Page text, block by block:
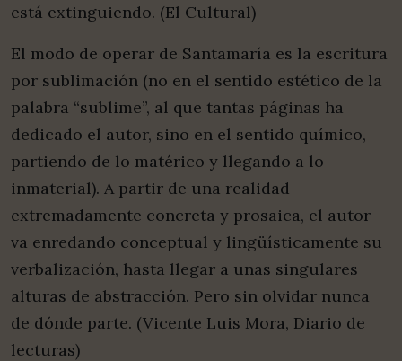
está extinguiendo. (El Cultural)
El modo de operar de Santamaría es la escritura
por sublimación (no en el sentido estético de la
palabra “sublime”, al que tantas páginas ha
dedicado el autor, sino en el sentido químico,
partiendo de lo matérico y llegando a lo
inmaterial). A partir de una realidad
extremadamente concreta y prosaica, el autor
va enredando conceptual y lingüísticamente su
verbalización, hasta llegar a unas singulares
alturas de abstracción. Pero sin olvidar nunca
de dónde parte. (Vicente Luis Mora, Diario de
lecturas)